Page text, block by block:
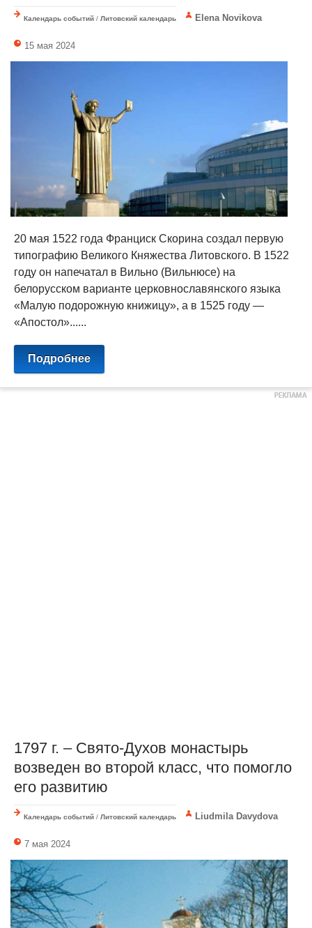
Календарь событий / Литовский календарь Elena Novikova
15 мая 2024
20 мая 1522 года Франциск Скорина создал первую
типографию Великого Княжества Литовского. В 1522
году он напечатал в Вильно (Вильнюсе) на
белорусском варианте церковнославянского языка
«Малую подорожную книжицу», а в 1525 году —
«Апостол»......
Подробнее
1797 г. – Свято-Духов монастырь
возведен во второй класс, что помогло
его развитию
Календарь событий / Литовский календарь Liudmila Davydova
7 мая 2024